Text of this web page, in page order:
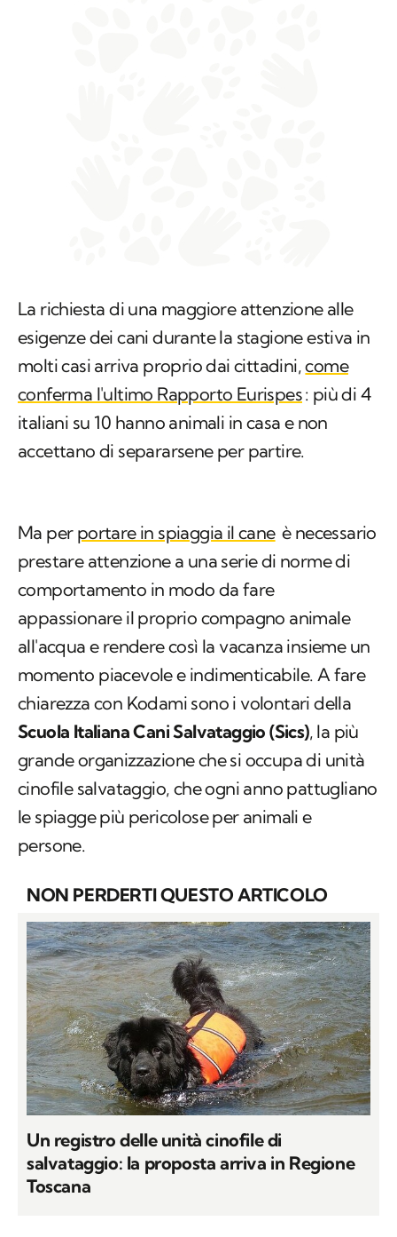
La richiesta di una maggiore attenzione alle
esigenze dei cani durante la stagione estiva in
molti casi arriva proprio dai cittadini,come
conferma l'ultimo Rapporto Eurispes: più di 4
italiani su 10 hanno animali in casa e non
accettano di separarsene per partire.
Ma per portare in spiaggia il cane è necessario
prestare attenzione a una serie di norme di
comportamento in modo da fare
appassionare il proprio compagno animale
all'acqua e rendere così la vacanza insieme un
momento piacevole e indimenticabile. A fare
chiarezza con Kodami sono i volontari della
Scuola Italiana Cani Salvataggio (Sics), la più
grande organizzazione che si occupa di unità
cinofile salvataggio, che ogni anno pattugliano
le spiagge più pericolose per animali e
persone.
NON PERDERTI QUESTO ARTICOLO
Un registro delle unità cinofile di
salvataggio: la proposta arriva in Regione
Toscana